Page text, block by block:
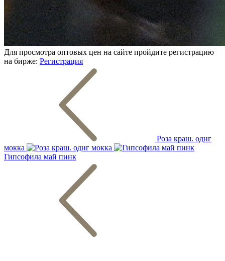
Для просмотра оптовых цен на сайте пройдите регистрацию
на бирже: Регистрация
Роза краш. однг
мокка
Гипсофила май пинк